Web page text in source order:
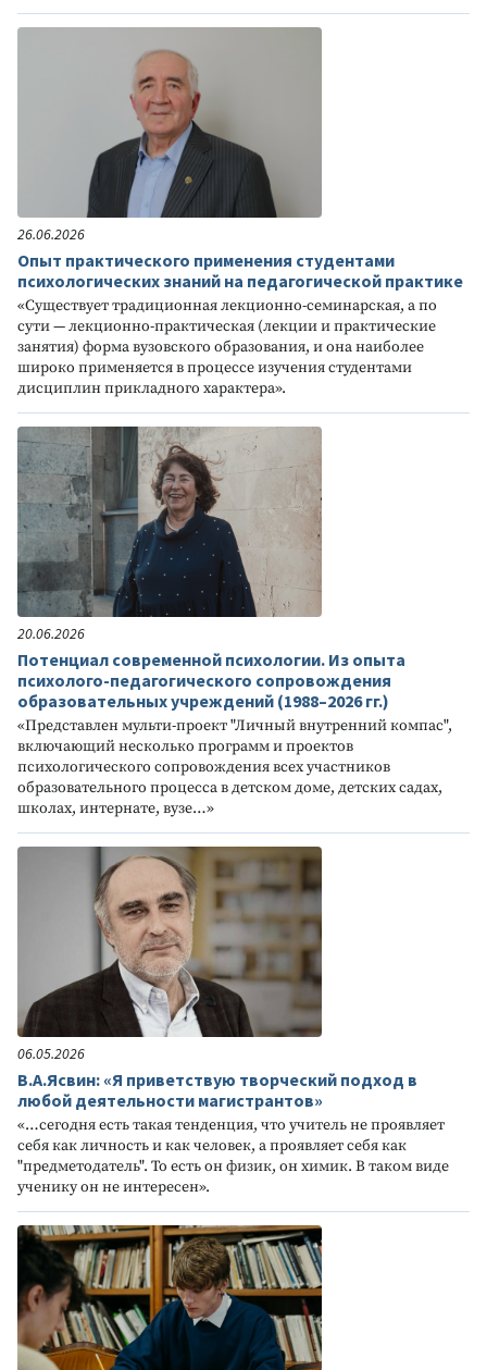
26.06.2026
Опыт практического применения студентами
психологических знаний на педагогической практике
«Существует традиционная лекционно-семинарская, а по
сути — лекционно-практическая (лекции и практические
занятия) форма вузовского образования, и она наиболее
широко применяется в процессе изучения студентами
дисциплин прикладного характера».
20.06.2026
Потенциал современной психологии. Из опыта
психолого-педагогического сопровождения
образовательных учреждений (1988–2026 гг.)
«Представлен мульти-проект "Личный внутренний компас",
включающий несколько программ и проектов
психологического сопровождения всех участников
образовательного процесса в детском доме, детских садах,
школах, интернате, вузе…»
06.05.2026
В.А.Ясвин: «Я приветствую творческий подход в
любой деятельности магистрантов»
«…сегодня есть такая тенденция, что учитель не проявляет
себя как личность и как человек, а проявляет себя как
"предметодатель". То есть он физик, он химик. В таком виде
ученику он не интересен».